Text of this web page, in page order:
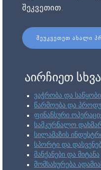
შეკვეთით.
ᲨᲔᲣᲙᲕᲔᲗᲔᲗ ᲐᲮᲐᲚᲘ
აირჩიეთ
ვაჭრობა და საწყობი
წარმოება და
ფინანსური
სამკურნალო
სილამაზის
სპორტი და
მანქანები და მიტანა
მომსახურება